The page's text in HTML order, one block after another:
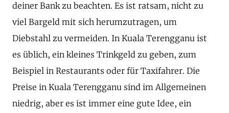
deiner Bank zu beachten. Es ist ratsam, nicht zu
viel Bargeld mit sich herumzutragen, um
Diebstahl zu vermeiden. In Kuala Terengganu ist
es üblich, ein kleines Trinkgeld zu geben, zum
Beispiel in Restaurants oder für Taxifahrer. Die
Preise in Kuala Terengganu sind im Allgemeinen
niedrig, aber es ist immer eine gute Idee, ein